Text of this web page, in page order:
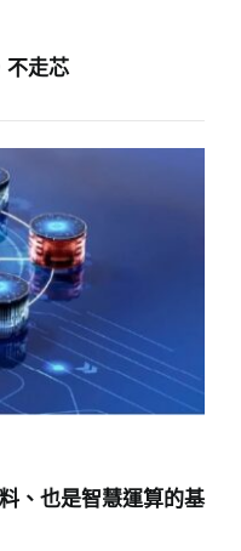
不走芯
、也是智慧運算的基